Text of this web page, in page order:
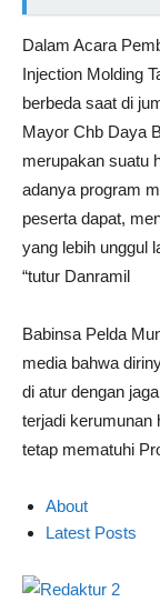
Dalam Acara
Injection Molding
berbeda saat di
Mayor Chb Daya
merupakan suatu
adanya program
peserta dapat,
yang lebih unggul
“tutur Danramil
Babinsa Pelda
media bahwa
di atur dengan
terjadi kerumunan
tetap mematuhi
About
Latest Posts